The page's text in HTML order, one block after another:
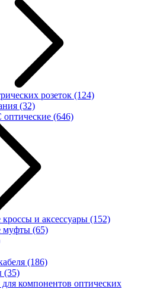
розеток (124)
(32)
(646)
и аксессуары (152)
муфты (65)
(186)
(35)
компонентов оптических